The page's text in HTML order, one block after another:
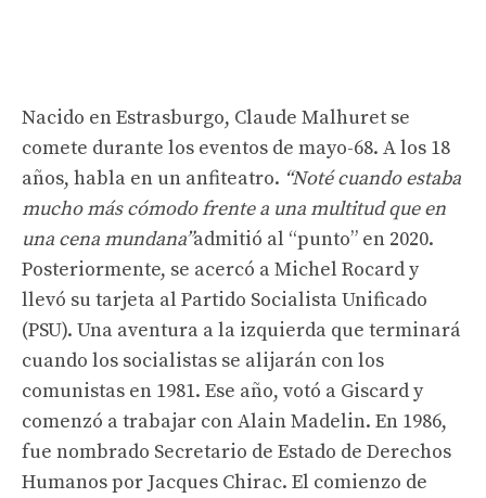
Nacido en Estrasburgo, Claude Malhuret se
comete durante los eventos de mayo-68. A los 18
años, habla en un anfiteatro. “Noté cuando estaba
mucho más cómodo frente a una multitud que en
una cena mundana”admitió al “punto” en 2020.
Posteriormente, se acercó a Michel Rocard y
llevó su tarjeta al Partido Socialista Unificado
(PSU). Una aventura a la izquierda que terminará
cuando los socialistas se alijarán con los
comunistas en 1981. Ese año, votó a Giscard y
comenzó a trabajar con Alain Madelin. En 1986,
fue nombrado Secretario de Estado de Derechos
Humanos por Jacques Chirac. El comienzo de